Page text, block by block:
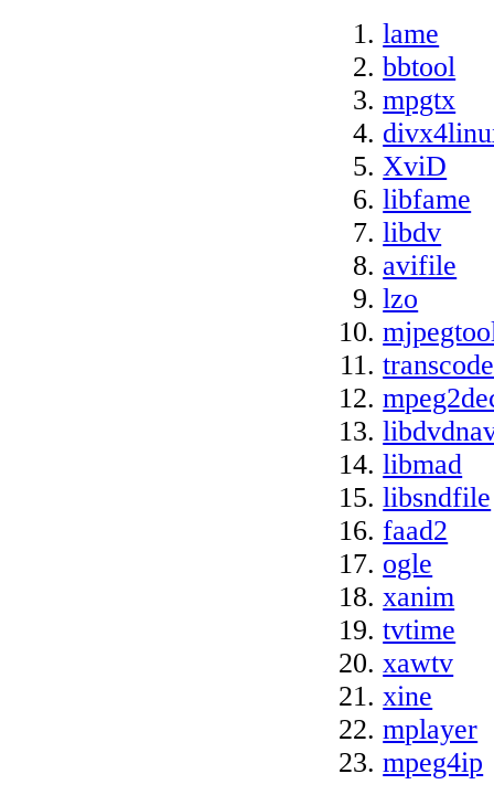
lame
bbtool
mpgtx
XviD
libfame
libdv
avifile
lzo
transcode
libmad
libsndfile
faad2
ogle
xanim
tvtime
xawtv
xine
mplayer
mpeg4ip